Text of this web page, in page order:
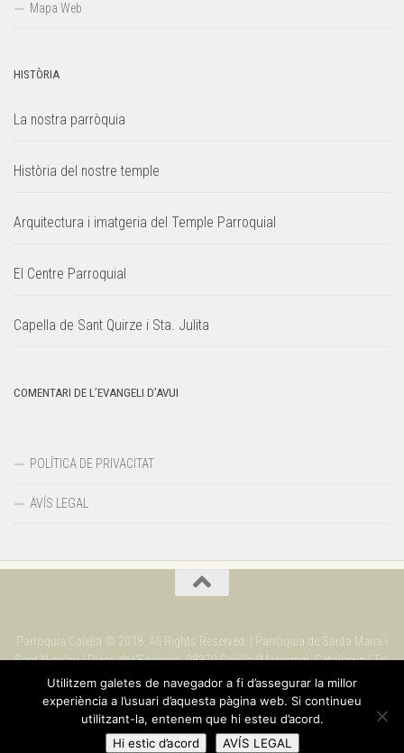
Mapa Web
HISTÒRIA
La nostra parròquia
Història del nostre temple
Arquitectura i imatgeria del Temple Parroquial
El Centre Parroquial
Capella de Sant Quirze i Sta. Julita
COMENTARI DE L’EVANGELI D’AVUI
POLÍTICA DE PRIVACITAT
AVÍS LEGAL
Parròquia Calella © 2018. All Rights Reserved. | Parròquia de Santa Maria i
Sant Nicolau | Plaça de l'Església. 08370 Calella (Maresme). Catalunya | Tel.
937 69 09 90
Utilitzem galetes de navegador a fi d’assegurar la millor
experiència a l’usuari d’aquesta pàgina web. Si continueu
utilitzant-la, entenem que hi esteu d’acord.
Hi estic d’acord
AVÍS LEGAL